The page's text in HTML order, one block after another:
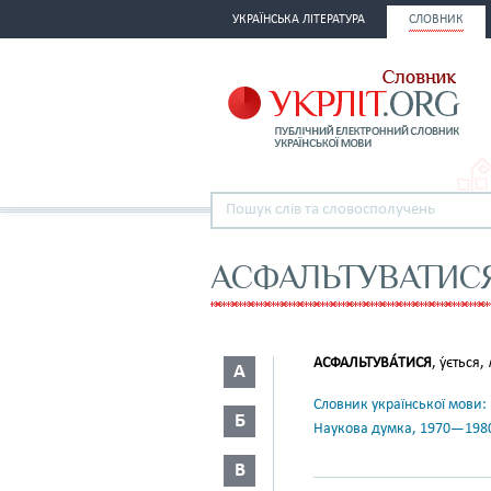
УКРАЇНСЬКА ЛІТЕРАТУРА СЛОВНИК
А
Б
В
АСФАЛЬТУВА́ТИСЯ, у́ється,
Словник української
Наукова думка,